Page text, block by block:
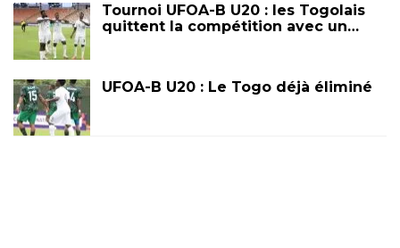
Tournoi UFOA-B U20 : les Togolais
quittent la compétition avec un…
UFOA-B U20 : Le Togo déjà éliminé